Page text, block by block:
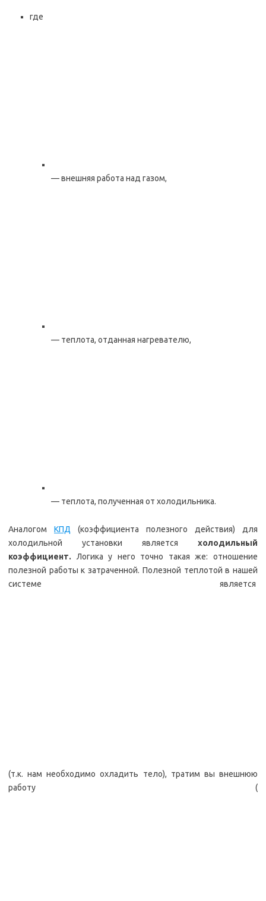
где
— внешняя работа над газом,
— теплота, отданная нагревателю,
— теплота, полученная от холодильника.
Аналогом КПД (коэффициента полезного действия) для
холодильной установки является холодильный
коэффициент. Логика у него точно такая же: отношение
полезной работы к затраченной. Полезной теплотой в нашей
системе является
(т.к. нам необходимо охладить тело), тратим вы внешнюю
работу (